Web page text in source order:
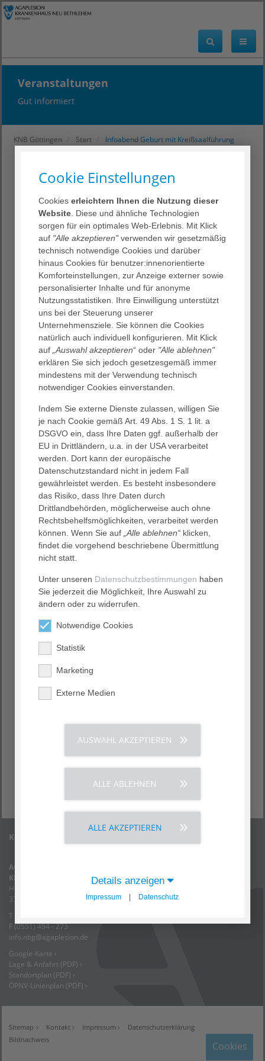
Veranstaltungen
Gut informiert
KNB Göttingen Start Infoabend Geburt mit Kreißsaalführung
< zurück
Infoabend Geburt mit
Kreißsaalführung
19. August 2026
18:00 Uhr | Unser Informationsangebot für alle Fragen
rund um die Geburt
Damit Sie sich während der Schwangerschaft sicher und
vorbereiten können, haben Sie die Möglichkeit sich alle 2
Wochen um 18:00 Uhr in gemütlicher Gesprächsrunde
mit Kreißsaalführung durch eine Hebamme und einen
Arzt/Ärztin zu informieren.
Hier erfahren Sie, wie sich die Geburt ankündigt und
abläuft, was Sie aus medizinscher Sicht wissen sollten.
Gern können Sie alle Fragen stellen, die Ihnen auf dem
Herzen liegen.
Ort: Geburtsvorbereitungsraum, Humboldtallee 6
(erreichbar über den Fahrstuhl, 3. Etage)
Eine Anmeldung ist nicht nötig.
Kontakt
AGAPLESION
KRANKENHAUS NEU BETHLEHEM
Humboldtallee 8
37073 Göttingen
T (0551) 494 - 0
F (0551) 494 - 273
info.nbg@agaplesion.de
Google-Karte ›
Lage & Anfahrt (PDF) ›
Standortplan (PDF) ›
ÖPNV-Linienplan (PDF) ›
Sitemap Kontakt Impressum
Datenschutzerklärung
Bildnachweis
Cookies
Cookie Einstellungen
Cookieserleichtern Ihnen die Nutzung dieser
Website . Diese und ähnliche Technologien
sorgen für ein optimales Web-Erlebnis. Mit Klick
auf "Alle akzeptieren"verwenden wir gesetzmäßig
technisch notwendige Cookies und darüber
hinaus Cookies für benutzer:innenorientierte
Komforteinstellungen, zur Anzeige externer sowie
personalisierter Inhalte und für anonyme
Nutzungsstatistiken. Ihre Einwilligung unterstützt
uns bei der Steuerung unserer
Unternehmensziele. Sie können die Cookies
natürlich auch individuell konfigurieren. Mit Klick
auf „Auswahl akzeptieren“ oder "Alle ablehnen"
erklären Sie sich jedoch gesetzesgemäß immer
mindestens mit der Verwendung technisch
notwendiger Cookies einverstanden.
Indem Sie externe Dienste zulassen, willigen Sie
je nach Cookie gemäß Art. 49 Abs. 1 S. 1 lit. a
DSGVO ein, dass Ihre Daten ggf. außerhalb der
EU in Drittländern, u.a. in der USA verarbeitet
werden. Dort kann der europäische
Datenschutzstandard nicht in jedem Fall
gewährleistet werden. Es besteht insbesondere
das Risiko, dass Ihre Daten durch
Drittlandbehörden, möglicherweise auch ohne
Rechtsbehelfsmöglichkeiten, verarbeitet werden
können. Wenn Sie auf „Alle ablehnen“ klicken,
findet die vorgehend beschriebene Übermittlung
nicht statt.
Unter unseren Datenschutzbestimmungen haben
Sie jederzeit die Möglichkeit, Ihre Auswahl zu
ändern oder zu widerrufen.
Notwendige Cookies
Statistik
Marketing
Externe Medien
AUSWAHL AKZEPTIEREN
ALLE ABLEHNEN
ALLE AKZEPTIEREN
Details anzeigen
Impressum Datenschutz